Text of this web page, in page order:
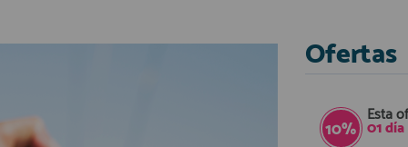
Ofertas
15% 10%
Esta
01día